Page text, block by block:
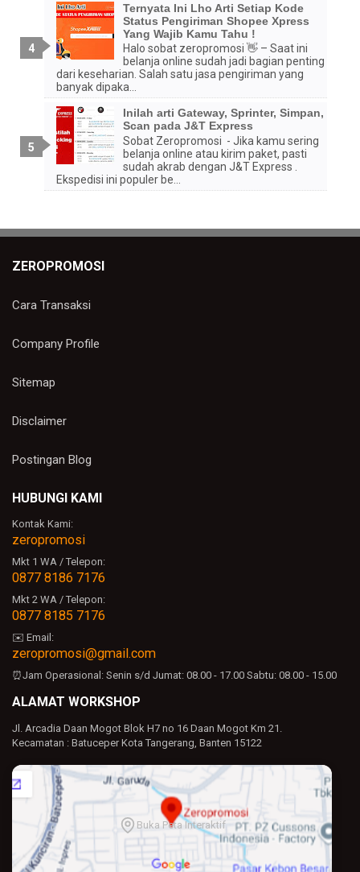
Ternyata Ini Lho Arti Setiap Kode
Status Pengiriman Shopee Xpress
Yang Wajib Kamu Tahu !
Halo sobat zeropromosi 👋 – Saat ini
belanja online sudah jadi bagian penting
dari keseharian. Salah satu jasa pengiriman yang
banyak dipaka...
Inilah arti Gateway, Sprinter, Simpan,
Scan pada J&T Express
Sobat Zeropromosi - Jika kamu sering
belanja online atau kirim paket, pasti
sudah akrab dengan J&T Express .
Ekspedisi ini populer be...
ZEROPROMOSI
Cara Transaksi
Company Profile
Sitemap
Disclaimer
Postingan Blog
HUBUNGI KAMI
Kontak Kami:
zeropromosi
Mkt 1 WA / Telepon:
0877 8186 7176
Mkt 2 WA / Telepon:
0877 8185 7176
✉️ Email:
zeropromosi@gmail.com
⏰Jam Operasional: Senin s/d Jumat: 08.00 - 17.00 Sabtu: 08.00 - 15.00
ALAMAT WORKSHOP
Jl. Arcadia Daan Mogot Blok H7 no 16 Daan Mogot Km 21.
Kecamatan : Batuceper Kota Tangerang, Banten 15122
Buka Peta Interaktif